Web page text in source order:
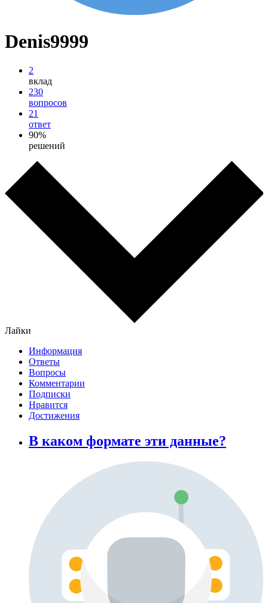
Denis9999
2
вклад
230
вопросов
21
ответ
90%
решений
Лайки
Информация
Ответы
Вопросы
Комментарии
Подписки
Нравится
Достижения
В каком формате эти данные?